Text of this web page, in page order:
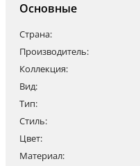
Основные
Страна:
Производитель:
Коллекция:
Вид:
Тип:
Стиль:
Цвет:
Материал: